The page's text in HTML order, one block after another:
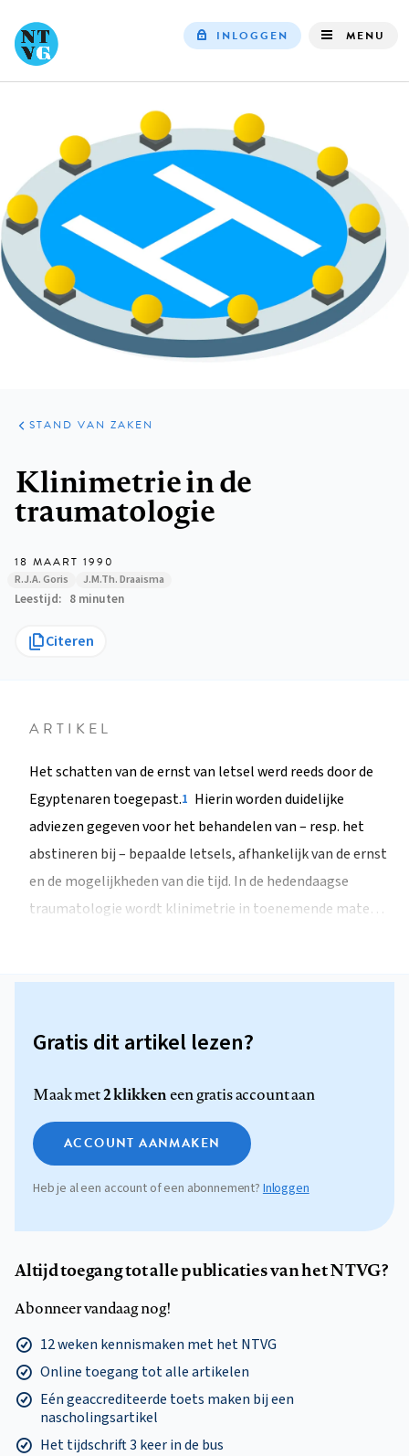
INLOGGEN MENU
ARTIKELEN
PRAKTIJK
STAND VAN ZAKEN
Klinimetrie in de
traumatologie
18 MAART 1990
R.J.A. Goris J.M.Th. Draaisma
Leestijd 8 minuten
Citeren
ARTIKEL
Het schatten van de ernst van letsel werd reeds door de
Egyptenaren toegepast.1 Hierin worden duidelijke
adviezen gegeven voor het behandelen van – resp. het
abstineren bij – bepaalde letsels, afhankelijk van de ernst
en de mogelijkheden van die tijd. In de hedendaagse
traumatologie wordt klinimetrie in toenemende mate…
Gratis dit artikel lezen?
Maak met2 klikkeneen gratis account aan
ACCOUNT AANMAKEN
Heb je al een account of een abonnement? Inloggen
Altijd toegang tot alle publicaties van het NTVG?
Abonneer vandaag nog!
12 weken kennismaken met het NTVG
Online toegang tot alle artikelen
Eén geaccrediteerde toets maken bij een
nascholingsartikel
Het tijdschrift 3 keer in de bus